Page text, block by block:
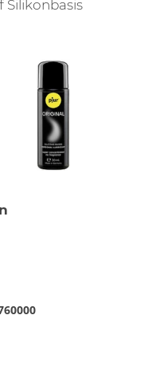
Silikonbasis